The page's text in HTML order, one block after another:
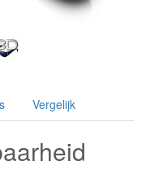
Vergelijk